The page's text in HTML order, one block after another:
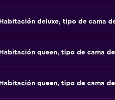
Habitación deluxe, tipo de cama
Habitación queen, tipo de cama
Habitación queen, tipo de cama